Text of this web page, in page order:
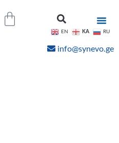
info@synevo.ge
EN KA RU